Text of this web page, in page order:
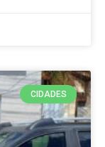
CIDADES